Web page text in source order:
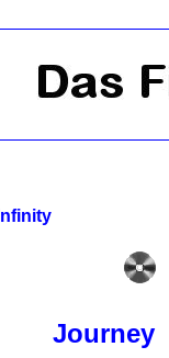
Infinity
Journey